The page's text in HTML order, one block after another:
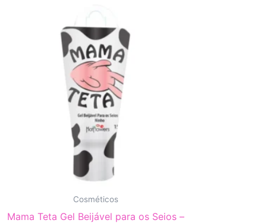
Cosméticos
Mama Teta Gel Beijável para os Seios –